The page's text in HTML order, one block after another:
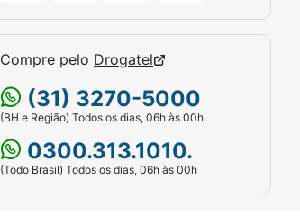
Compre pelo Drogatel
(31) 3270-5000
(BH e Região) Todos os dias, 06h às 00h
0300.313.1010.
(Todo Brasil) Todos os dias, 06h às 00h